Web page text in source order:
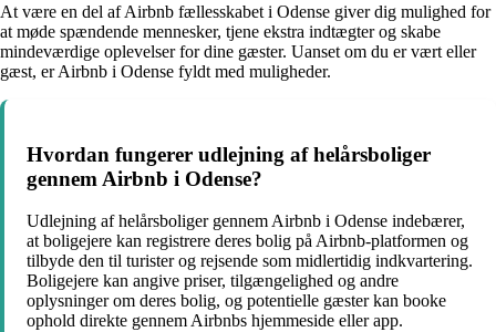
At være en del af Airbnb fællesskabet i Odense giver dig mulighed for
at møde spændende mennesker, tjene ekstra indtægter og skabe
mindeværdige oplevelser for dine gæster. Uanset om du er vært eller
gæst, er Airbnb i Odense fyldt med muligheder.
Hvordan fungerer udlejning af helårsboliger
gennem Airbnb i Odense?
Udlejning af helårsboliger gennem Airbnb i Odense indebærer,
at boligejere kan registrere deres bolig på Airbnb-platformen og
tilbyde den til turister og rejsende som midlertidig indkvartering.
Boligejere kan angive priser, tilgængelighed og andre
oplysninger om deres bolig, og potentielle gæster kan booke
ophold direkte gennem Airbnbs hjemmeside eller app.